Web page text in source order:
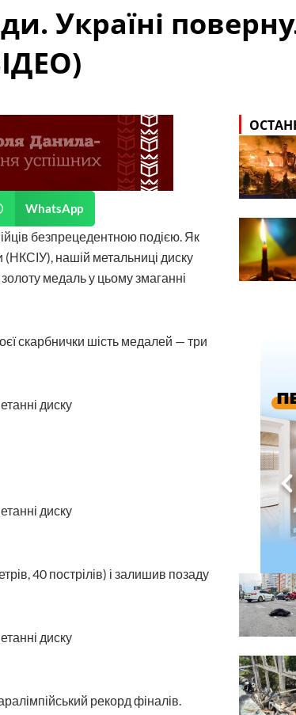
Україні
WhatsApp
безпрецедентною подією. Як
(НКСІУ), нашій метальниці диску
медаль у цьому змаганні
скарбнички шість медалей — три
40 пострілів) і залишив позаду
рекорд фіналів.